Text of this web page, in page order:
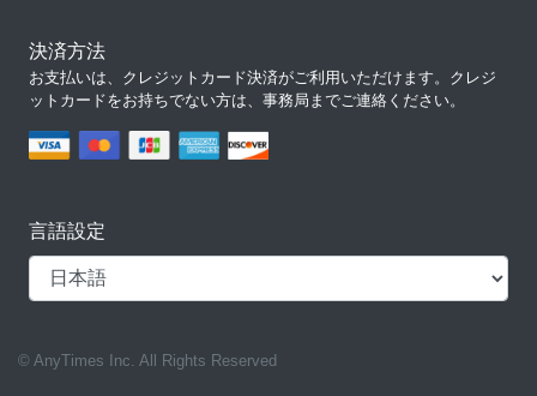
決済方法
お支払いは、クレジットカード決済がご利用いただけます。クレジ
ットカードをお持ちでない方は、事務局までご連絡ください。
言語設定
© AnyTimes Inc. All Rights Reserved